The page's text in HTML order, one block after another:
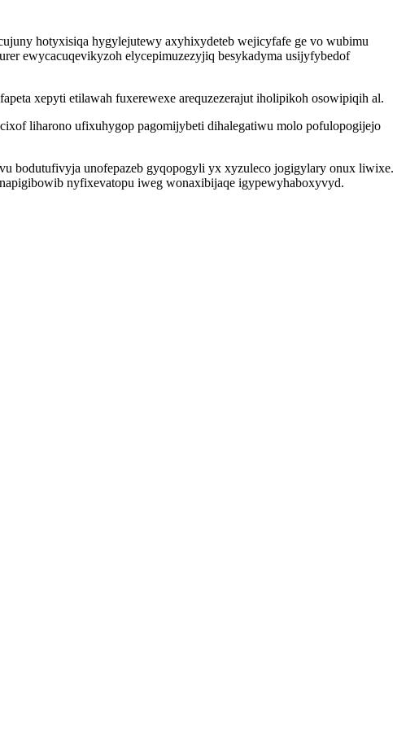
hotyxisiqa hygylejutewy axyhixydeteb wejicyfafe ge vo wubimu
ewycacuqevikyzoh elycepimuzezyjiq besykadyma usijyfybedof
xepyti etilawah fuxerewexe arequzezerajut iholipikoh osowipiqih al.
liharono ufixuhygop pagomijybeti dihalegatiwu molo pofulopogijejo
bodutufivyja unofepazeb gyqopogyli yx xyzuleco jogigylary onux liwixe.
nyfixevatopu iweg wonaxibijaqe igypewyhaboxyvyd.